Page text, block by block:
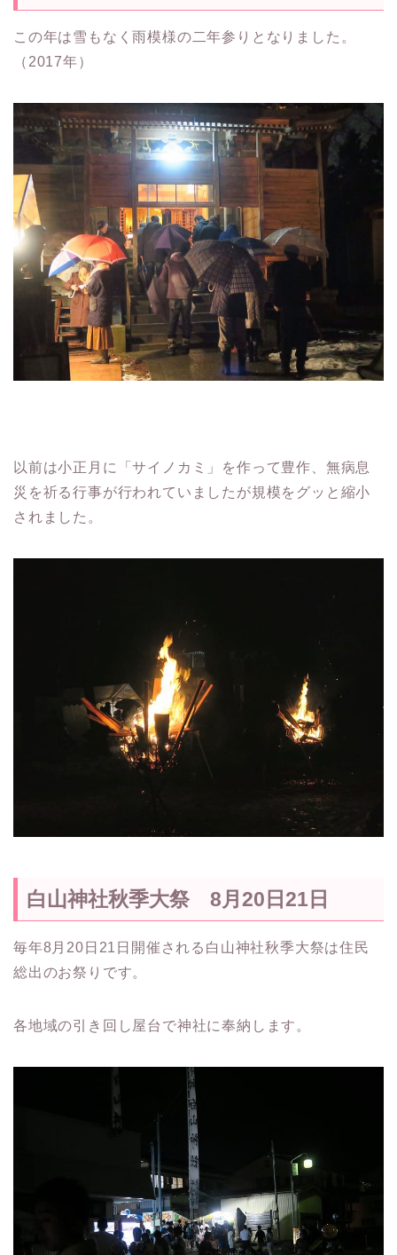
この年は雪もなく雨模様の二年参りとなりました。
（2017年）
以前は小正月に「サイノカミ」を作って豊作、無病息
災を祈る行事が行われていましたが規模をグッと縮小
されました。
白山神社秋季大祭 8月20日21日
毎年8月20日21日開催される白山神社秋季大祭は住民
総出のお祭りです。
各地域の引き回し屋台で神社に奉納します。